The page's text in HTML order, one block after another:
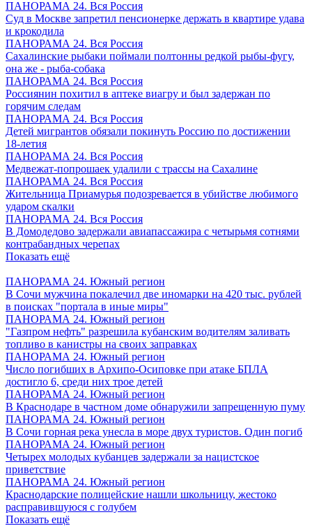
ПАНОРАМА 24. Вся Россия
Суд в Москве запретил пенсионерке держать в квартире удава
и крокодила
ПАНОРАМА 24. Вся Россия
Сахалинские рыбаки поймали полтонны редкой рыбы-фугу,
она же - рыба-собака
ПАНОРАМА 24. Вся Россия
Россиянин похитил в аптеке виагру и был задержан по
горячим следам
ПАНОРАМА 24. Вся Россия
Детей мигрантов обязали покинуть Россию по достижении
18-летия
ПАНОРАМА 24. Вся Россия
Медвежат-попрошаек удалили с трассы на Сахалине
ПАНОРАМА 24. Вся Россия
Жительница Приамурья подозревается в убийстве любимого
ударом скалки
ПАНОРАМА 24. Вся Россия
В Домодедово задержали авиапассажира с четырьмя сотнями
контрабандных черепах
Показать ещё
ПАНОРАМА 24. Южный регион
В Сочи мужчина покалечил две иномарки на 420 тыс. рублей
в поисках "портала в иные миры"
ПАНОРАМА 24. Южный регион
"Газпром нефть" разрешила кубанским водителям заливать
топливо в канистры на своих заправках
ПАНОРАМА 24. Южный регион
Число погибших в Архипо-Осиповке при атаке БПЛА
достигло 6, среди них трое детей
ПАНОРАМА 24. Южный регион
В Краснодаре в частном доме обнаружили запрещенную пуму
ПАНОРАМА 24. Южный регион
В Сочи горная река унесла в море двух туристов. Один погиб
ПАНОРАМА 24. Южный регион
Четырех молодых кубанцев задержали за нацистское
приветствие
ПАНОРАМА 24. Южный регион
Краснодарские полицейские нашли школьницу, жестоко
расправившуюся с голубем
Показать ещё